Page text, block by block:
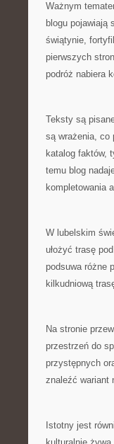
Ważnym
blogu pojawiają
świątynie,
pierwszych
podróż nabiera
Teksty są
są wrażenia, co
katalog faktów,
temu blog
kompletowania
W lubelskim
ułożyć trasę
podsuwa różne
kilkudniową
Na stronie
przestrzeń do
przystępnych
znaleźć wariant
Istotny jest